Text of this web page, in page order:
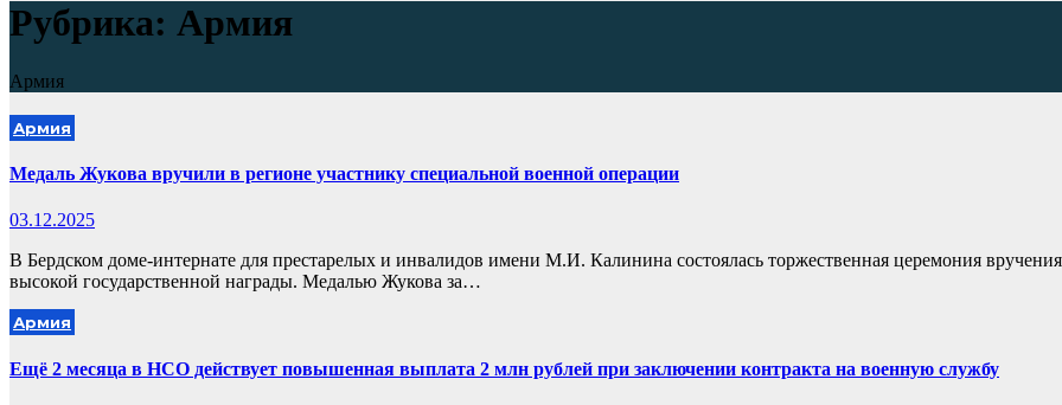
Рубрика: Армия
Армия
Армия
Медаль Жукова вручили в регионе участнику специальной военной операции
03.12.2025
В Бердском доме-интернате для престарелых и инвалидов имени М.И. Калинина состоялась торжественная церемония вручения
высокой государственной награды. Медалью Жукова за…
Армия
Ещё 2 месяца в НСО действует повышенная выплата 2 млн рублей при заключении контракта на военную службу